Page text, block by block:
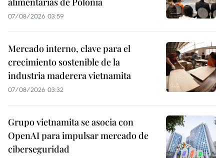
07/08/2026 03:59
Mercado interno, clave para el
crecimiento sostenible de la
industria maderera vietnamita
07/08/2026 03:32
Grupo vietnamita se asocia con
OpenAI para impulsar mercado de
ciberseguridad